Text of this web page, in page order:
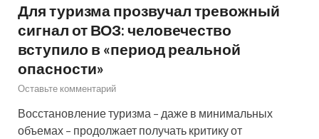
Для туризма прозвучал тревожный
сигнал от ВОЗ: человечество
вступило в «период реальной
опасности»
Оставьте комментарий
Восстановление туризма – даже в минимальных
объемах – продолжает получать критику от